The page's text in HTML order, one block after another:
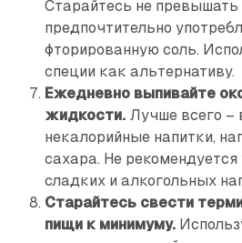
Старайтесь не превышать
предпочтительно
фторированную соль.
специи как альтернативу.
Ежедневно выпивайте
жидкости.Лучше всего –
некалорийные напитки,
сахара. Не рекомендуется
сладких и алкогольных
Старайтесь свести
пищи к минимуму.